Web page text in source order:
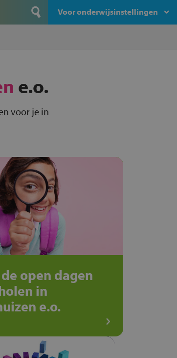
Voor onderwijsinstellingen
e.o.
voor je in
open dagen
in
e.o.